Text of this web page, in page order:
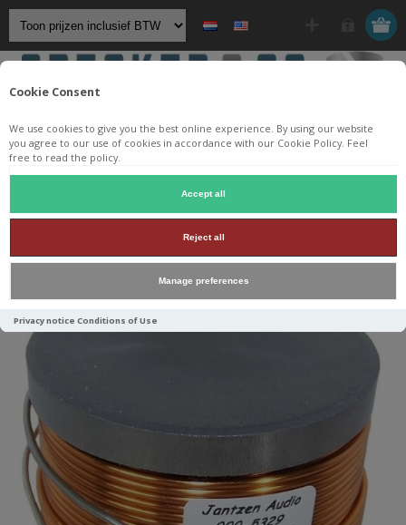
Cookie Consent
We use cookies to give you the best online experience. By using our website
you agree to our use of cookies in accordance with our Cookie Policy. Feel
free to read the policy.
Accept all
Reject all
Manage preferences
Privacy notice Conditions of Use
Componenten / Spoelen
Jantzen Audio Iron Core Coil + Discs /
1,3 mH Iron Core with Discs Ø 0,7 mm